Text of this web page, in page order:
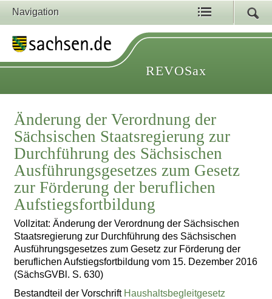
Navigation
REVOSax
Änderung der Verordnung der
Sächsischen Staatsregierung zur
Durchführung des Sächsischen
Ausführungsgesetzes zum Gesetz
zur Förderung der beruflichen
Aufstiegsfortbildung
Vollzitat: Änderung der Verordnung der Sächsischen
Staatsregierung zur Durchführung des Sächsischen
Ausführungsgesetzes zum Gesetz zur Förderung der
beruflichen Aufstiegsfortbildung vom 15. Dezember 2016
(SächsGVBl. S. 630)
Bestandteil der Vorschrift Haushaltsbegleitgesetz